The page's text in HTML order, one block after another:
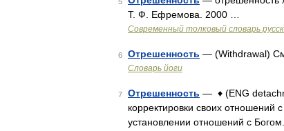
Т. Ф. Ефремова. 2000 …
Современный толковый словарь
6 Отрешенность — (Withdrawal)
Словарь йоги
7 Отрешенность — ♦ (ENG
корректировки своих
установлении отношений с